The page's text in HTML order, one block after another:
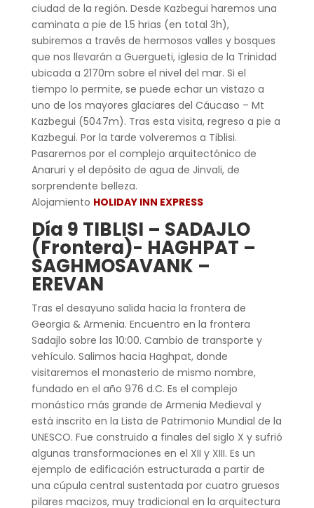
ciudad de la región. Desde Kazbegui haremos una
caminata a pie de 1.5 hrias (en total 3h),
subiremos a través de hermosos valles y bosques
que nos llevarán a Guergueti, iglesia de la Trinidad
ubicada a 2170m sobre el nivel del mar. Si el
tiempo lo permite, se puede echar un vistazo a
uno de los mayores glaciares del Cáucaso – Mt
Kazbegui (5047m). Tras esta visita, regreso a pie a
Kazbegui. Por la tarde volveremos a Tiblisi.
Pasaremos por el complejo arquitectónico de
Anaruri y el depósito de agua de Jinvali, de
sorprendente belleza.
Alojamiento HOLIDAY INN EXPRESS
Día 9 TIBLISI – SADAJLO
(Frontera)- HAGHPAT –
SAGHMOSAVANK –
EREVAN
Tras el desayuno salida hacia la frontera de
Georgia & Armenia. Encuentro en la frontera
Sadajlo sobre las 10:00. Cambio de transporte y
vehículo. Salimos hacia Haghpat, donde
visitaremos el monasterio de mismo nombre,
fundado en el año 976 d.C. Es el complejo
monástico más grande de Armenia Medieval y
está inscrito en la Lista de Patrimonio Mundial de la
UNESCO. Fue construido a finales del siglo X y sufrió
algunas transformaciones en el XII y XIII. Es un
ejemplo de edificación estructurada a partir de
una cúpula central sustentada por cuatro gruesos
pilares macizos, muy tradicional en la arquitectura